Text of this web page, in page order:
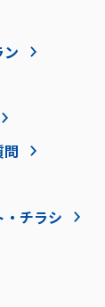
ン
問
・チラシ